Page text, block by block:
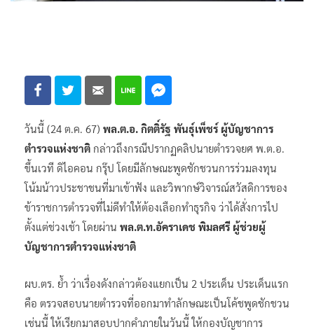
วันนี้ (24 ต.ค. 67) พล.ต.อ. กิตติ์รัฐ พันธุ์เพ็ชร์ ผู้บัญชาการ
ตำรวจแห่งชาติ กล่าวถึงกรณีปรากฏคลิปนายตำรวจยศ พ.ต.อ.
ขึ้นเวที ดิไอคอน กรุ๊ป โดยมีลักษณะพูดชักชวนการร่วมลงทุน
โน้มน้าวประชาชนที่มาเข้าฟัง และวิพากษ์วิจารณ์สวัสดิการของ
ข้าราชการตำรวจที่ไม่ดีทำให้ต้องเลือกทำธุรกิจ ว่าได้สั่งการไป
ตั้งแต่ช่วงเช้า โดยผ่าน พล.ต.ท.อัคราเดช พิมลศรี ผู้ช่วยผู้
บัญชาการตำรวจแห่งชาติ
ผบ.ตร. ย้ำ ว่าเรื่องดังกล่าวต้องแยกเป็น 2 ประเด็น ประเด็นแรก
คือ ตรวจสอบนายตำรวจที่ออกมาทำลักษณะเป็นโค้ชพูดชักชวน
เช่นนี้ ให้เรียกมาสอบปากคำภายในวันนี้ ให้กองบัญชาการ